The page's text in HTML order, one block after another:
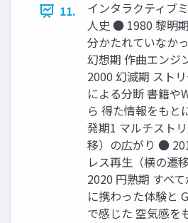
11.
インタラクティブ
人史 ● 1980 黎明
分かたれていなか
幻想期 作曲エン
2000 幻滅期 スト
による分断 書籍や
ら 得た情報をも
発期1 マルチスト
移）の広がり ●
レス再⽣（横の遷
2020 円熟期 すべ
に携わった体験と
で感じた 空気感を